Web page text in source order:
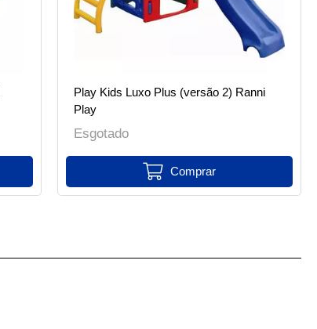
Play Kids Luxo Plus (versão 2) Ranni
Play
Esgotado